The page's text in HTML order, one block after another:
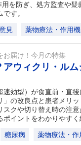
を防ぎ、処方監査や
す。
見 薬物療法・作用
お届け！今月の特集
ウィクリ・ル
速効型）が食直前・直
の改良点と患者メリ
スクや切り替え時の注
イントをわかりやすく
糖尿病 薬物療法・作